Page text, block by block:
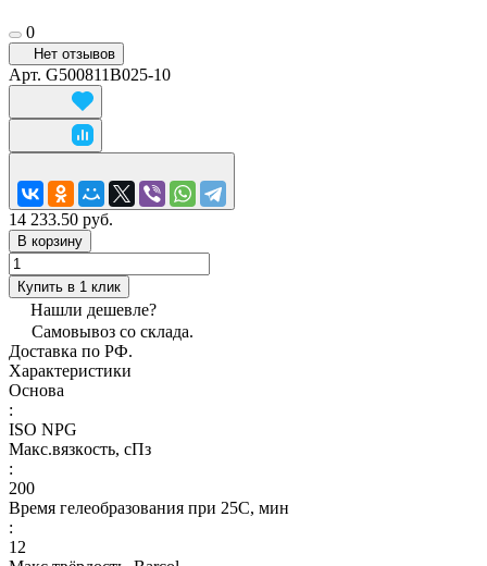
0
Нет отзывов
Арт. G500811B025-10
14 233.50 руб.
В корзину
Купить в 1 клик
Нашли дешевле?
Самовывоз со склада.
Доставка по РФ.
Характеристики
Основа
:
ISO NPG
Макс.вязкoсть, сПз
:
200
Время гелеобразования при 25С, мин
:
12